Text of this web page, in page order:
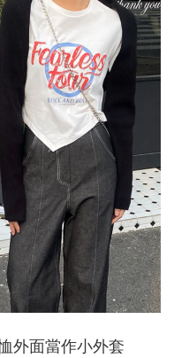
外面當作小外套